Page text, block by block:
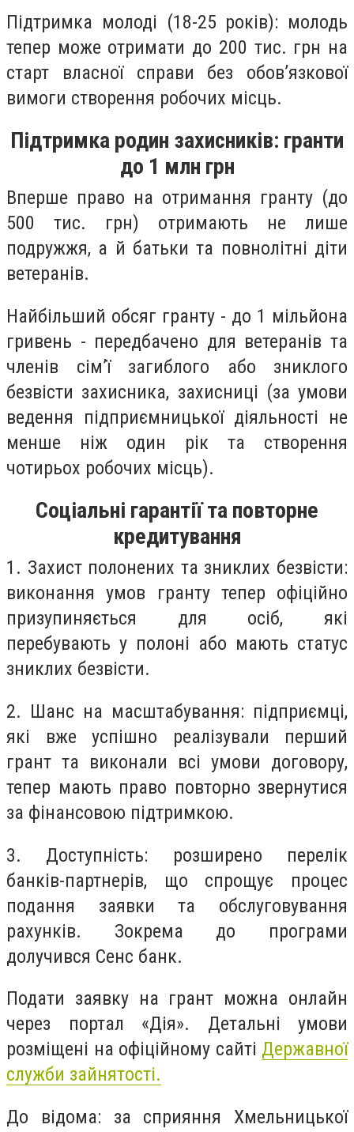
Підтримка молоді (18-25 років): молодь
тепер може отримати до 200 тис. грн на
старт власної справи без обов’язкової
вимоги створення робочих місць.
Підтримка родин захисників: гранти
до 1 млн грн
Вперше право на отримання гранту (до
500 тис. грн) отримають не лише
подружжя, а й батьки та повнолітні діти
ветеранів.
Найбільший обсяг гранту - до 1 мільйона
гривень - передбачено для ветеранів та
членів сім’ї загиблого або зниклого
безвісти захисника, захисниці (за умови
ведення підприємницької діяльності не
менше ніж один рік та створення
чотирьох робочих місць).
Соціальні гарантії та повторне
кредитування
1. Захист полонених та зниклих безвісти:
виконання умов гранту тепер офіційно
призупиняється для осіб, які
перебувають у полоні або мають статус
зниклих безвісти.
2. Шанс на масштабування: підприємці,
які вже успішно реалізували перший
грант та виконали всі умови договору,
тепер мають право повторно звернутися
за фінансовою підтримкою.
3. Доступність: розширено перелік
банків-партнерів, що спрощує процес
подання заявки та обслуговування
рахунків. Зокрема до програми
долучився Сенс банк.
Подати заявку на грант можна онлайн
через портал «Дія». Детальні умови
розміщені на офіційному сайті Державної
служби зайнятості.
До відома: за сприяння Хмельницької